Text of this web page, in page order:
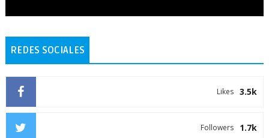
REDES SOCIALES
3.5k
Likes
1.7k
Followers